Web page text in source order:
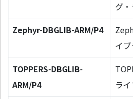
グ
Zephyr-DBGLIB-ARM/P4
イブ
TOPPERS-DBGLIB-
ARM/P4
ラ